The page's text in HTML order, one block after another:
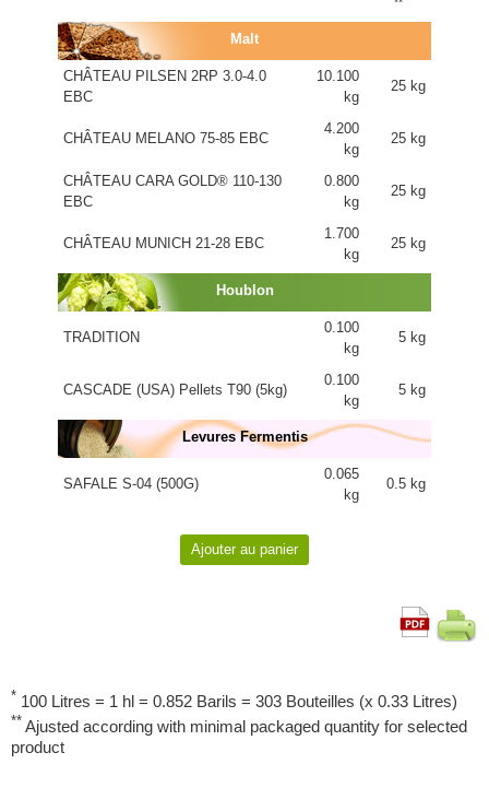
Malt
CHÂTEAU PILSEN 2RP 3.0-4.0
EBC
10.100
kg
25 kg
CHÂTEAU MELANO 75-85 EBC
4.200
kg
25 kg
CHÂTEAU CARA GOLD® 110-130
EBC
0.800
kg
25 kg
CHÂTEAU MUNICH 21-28 EBC
1.700
kg
25 kg
Houblon
TRADITION
0.100
kg
5 kg
CASCADE (USA) Pellets T90 (5kg)
0.100
kg
5 kg
Levures Fermentis
SAFALE S-04 (500G)
0.065
kg
0.5 kg
* 100 Litres = 1 hl = 0.852 Barils = 303 Bouteilles (x 0.33 Litres)
** Ajusted according with minimal packaged quantity for selected
product